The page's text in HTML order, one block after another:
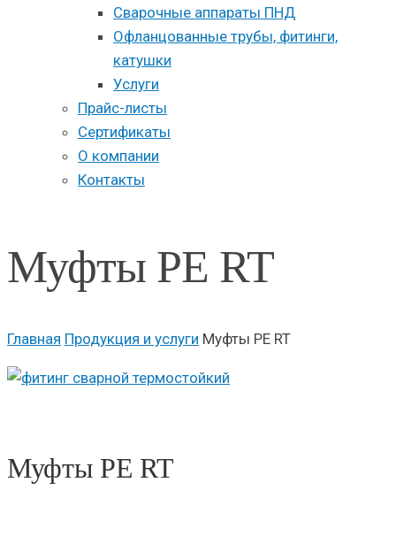
Сварочные аппараты ПНД
Офланцованные трубы, фитинги,
катушки
Услуги
Прайс-листы
Сертификаты
О компании
Контакты
Муфты PE RT
Главная Продукция и услуги Муфты PE RT
Муфты PE RT